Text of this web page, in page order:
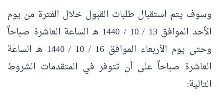
وسوف يتم استقبال طلبات القبول خلال الفترة من يوم
الأحد الموافق 13 / 10 / 1440 هـ الساعة العاشرة صباحاً
وحتى يوم الأربعاء الموافق 16 / 10 / 1440 هـ الساعة
العاشرة صباحاً على أن تتوفر في المتقدمات الشروط
التالية: